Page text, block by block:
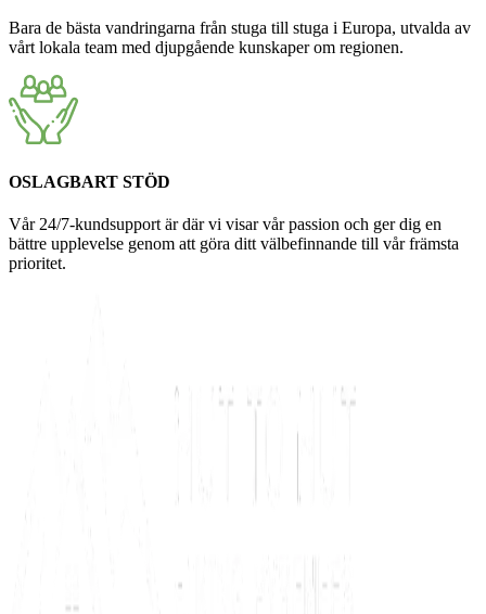
Bara de bästa vandringarna från stuga till stuga i Europa, utvalda av
vårt lokala team med djupgående kunskaper om regionen.
OSLAGBART STÖD
Vår 24/7-kundsupport är där vi visar vår passion och ger dig en
bättre upplevelse genom att göra ditt välbefinnande till vår främsta
prioritet.